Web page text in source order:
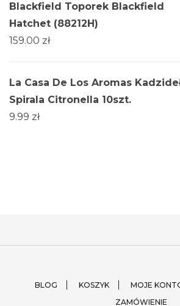
Blackfield Toporek Blackfield
Hatchet (88212H)
159.00 zł
La Casa De Los Aromas
Spirala Citronella 10szt.
9.99 zł
BLOG KOSZYK MOJE
ZAMÓWIENIE